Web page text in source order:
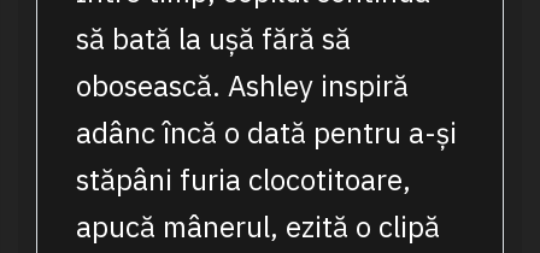
să bată la ușă fără să
obosească. Ashley inspiră
adânc încă o dată pentru a-și
stăpâni furia clocotitoare,
apucă mânerul, ezită o clipă